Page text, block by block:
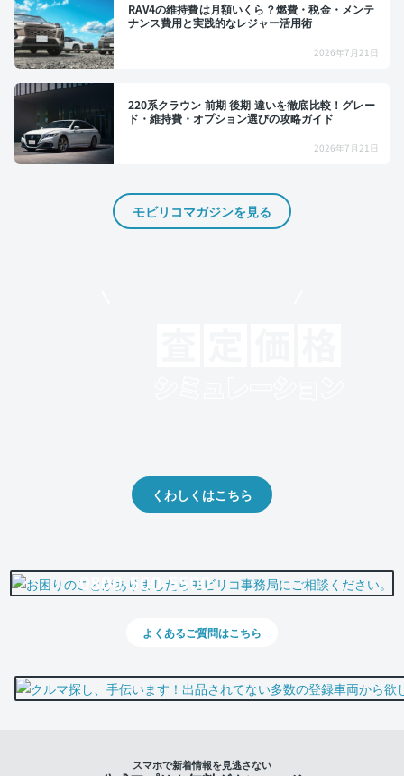
RAV4の維持費は月額いくら？燃費・税金・メンテ
ナンス費用と実践的なレジャー活用術
2026年7月21日
220系クラウン 前期 後期 違いを徹底比較！グレー
ド・維持費・オプション選びの攻略ガイド
2026年7月21日
モビリコマガジンを見る
くわしくはこちら
0800-500-5500
よくあるご質問はこちら
スマホで新着情報を見逃さない